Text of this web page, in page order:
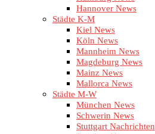
Hannover News
Städte K-M
Kiel News
Köln News
Mannheim News
Magdeburg News
Mainz News
Mallorca News
Städte M-W
München News
Schwerin News
Stuttgart Nachrichten